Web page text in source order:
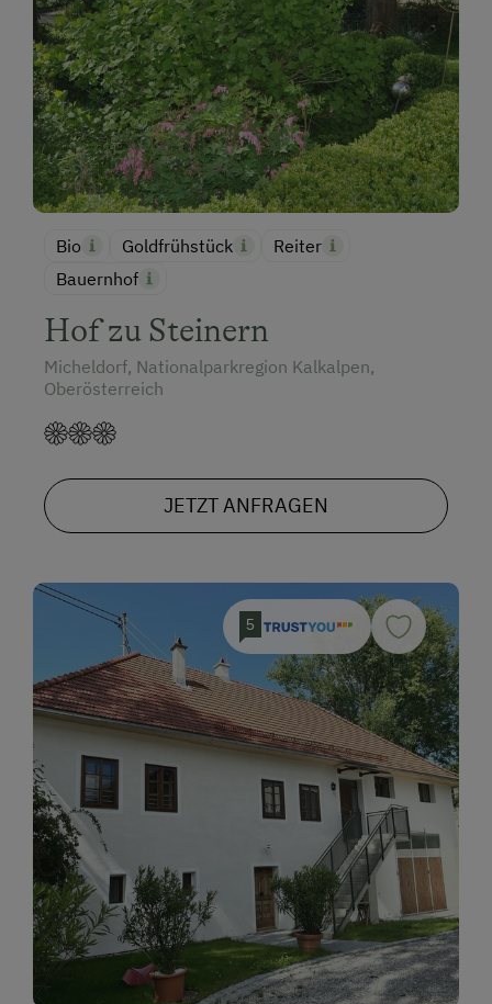
Bio Goldfrühstück
Reiter
Bauernhof
Hof zu Steinern
Micheldorf, Nationalparkregion Kalkalpen,
Oberösterreich
JETZT ANFRAGEN
5